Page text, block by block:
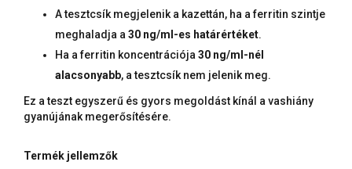
A tesztcsík megjelenik a kazettán, ha a ferritin szintje
meghaladja a 30 ng/ml-es határértéket.
Ha a ferritin koncentrációja 30 ng/ml-nél
alacsonyabb, a tesztcsík nem jelenik meg.
Ez a teszt egyszerű és gyors megoldást kínál a vashiány
gyanújának megerősítésére.
Termék jellemzők